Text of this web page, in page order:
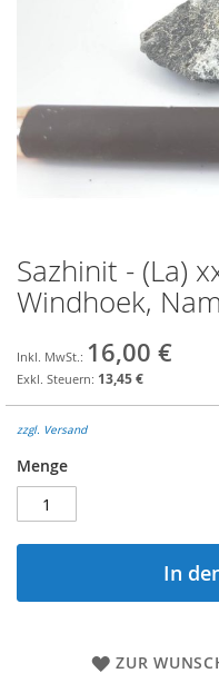
Zum
Anfang
der
springen
Sazhinit - (La)
Windhoek,
16,00 €
13,45 €
zzgl. Versand
Menge
In
ZUR